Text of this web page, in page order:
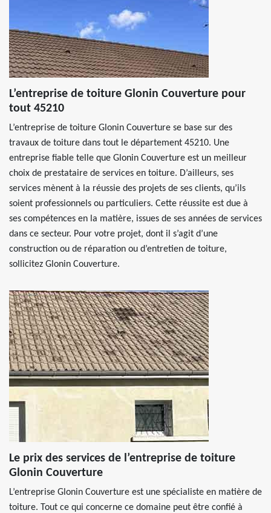
L’entreprise de toiture Glonin Couverture pour
tout 45210
L’entreprise de toiture Glonin Couverture se base sur des
travaux de toiture dans tout le département 45210. Une
entreprise fiable telle que Glonin Couverture est un meilleur
choix de prestataire de services en toiture. D’ailleurs, ses
services mènent à la réussie des projets de ses clients, qu’ils
soient professionnels ou particuliers. Cette réussite est due à
ses compétences en la matière, issues de ses années de services
dans ce secteur. Pour votre projet, dont il s’agit d’une
construction ou de réparation ou d’entretien de toiture,
sollicitez Glonin Couverture.
Le prix des services de l’entreprise de toiture
Glonin Couverture
L’entreprise Glonin Couverture est une spécialiste en matière de
toiture. Tout ce qui concerne ce domaine peut être confié à